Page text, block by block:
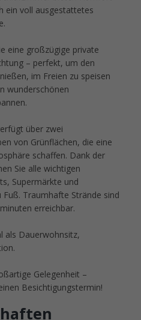
ein voll ausgestattetes
eine großzügige private
– perfekt, um den
im Freien zu speisen
wunderschönen
über zwei
von Grünflächen, die eine
schaffen. Dank der
Sie alle wichtigen
Supermärkte und
Traumhafte Strände sind
erreichbar.
als Dauerwohnsitz,
Gelegenheit –
Besichtigungstermin!